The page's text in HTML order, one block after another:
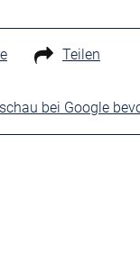
Teilen
bei Google